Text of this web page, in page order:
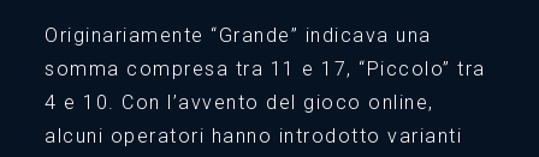
Originariamente “Grande” indicava una
somma compresa tra 11 e 17, “Piccolo” tra
4 e 10. Con l’avvento del gioco online,
alcuni operatori hanno introdotto varianti